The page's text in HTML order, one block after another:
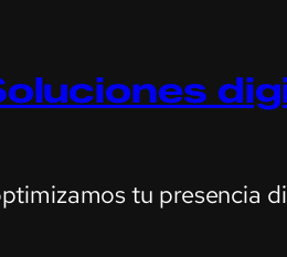
tu presencia